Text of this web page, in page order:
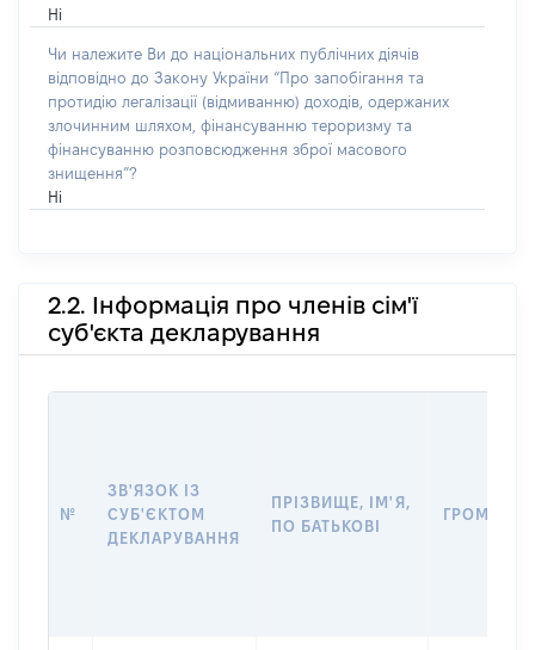
Ні
Чи належите Ви до національних публічних діячів
відповідно до Закону України “Про запобігання та
протидію легалізації (відмиванню) доходів, одержаних
злочинним шляхом, фінансуванню тероризму та
фінансуванню розповсюдження зброї масового
знищення”?
Ні
2.2. Інформація про членів сім'ї
суб'єкта декларування
№
ЗВ'ЯЗОК ІЗ
СУБ'ЄКТОМ
ДЕКЛАРУВАННЯ
ПРІЗВИЩЕ, ІМ'Я,
ПО БАТЬКОВІ